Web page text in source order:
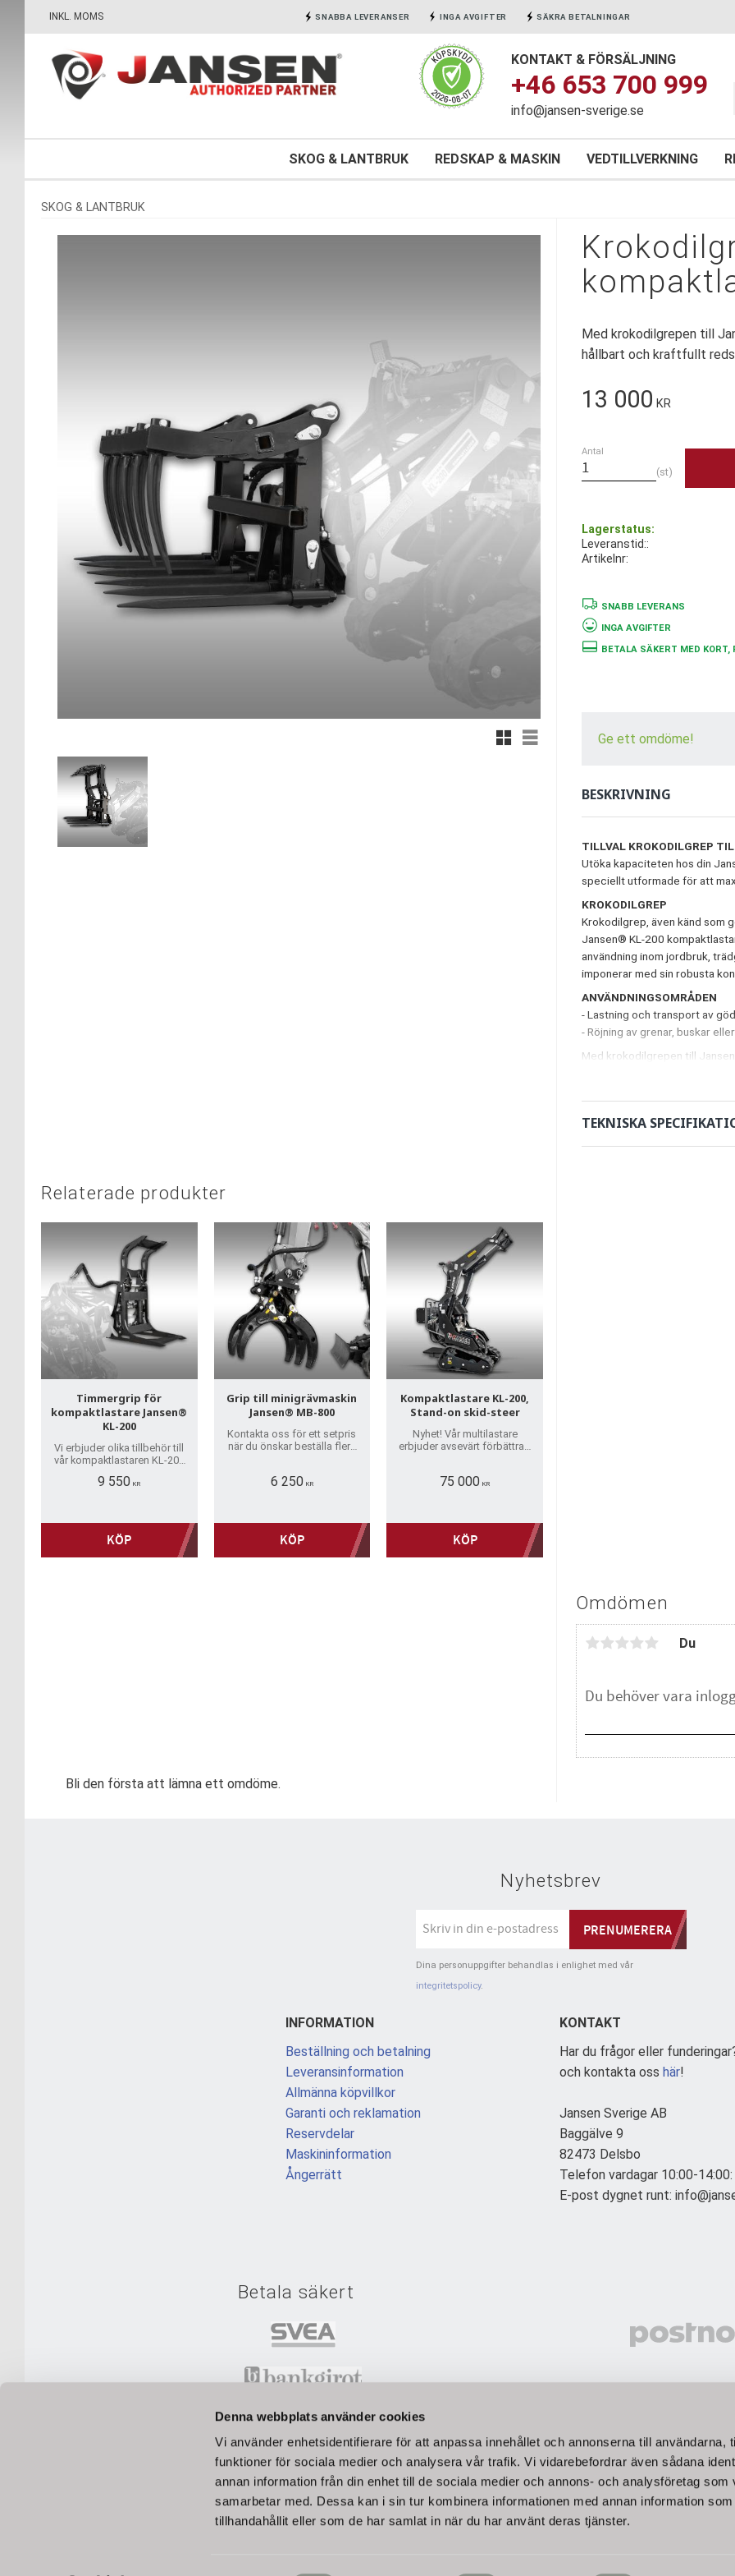
Denna webbplats använder cookies
Vi använder enhetsidentifierare för att anpassa innehållet och annonserna till användarna,
funktioner för sociala medier och analysera vår trafik. Vi vidarebefordrar även sådana
annan information från din enhet till de sociala medier och annons- och analysföretag som
samarbetar med. Dessa kan i sin tur kombinera informationen med annan information
tillhandahållit eller som de har samlat in när du har använt deras tjänster.
INKL. MOMS SNABBA LEVERANSER INGA AVGIFTER SÄKRA BETALNINGAR
KONTAKT & FÖRSÄLJNING
+46 653 700 999
info@jansen-sverige.se
SKOG & LANTBRUK REDSKAP & MASKIN VEDTILLVERKNING
SKOG & LANTBRUK
Med krokodilgrepen till
hållbart och kraftfullt
Rutnätsvy
Listvy
13 000 KR
Antal
st
Lagerstatus
Artikelnr
Leveranstid:
SNABB LEVERANS
INGA AVGIFTER
BETALA SÄKERT MED KORT,
Ge ett omdöme!
BESKRIVNING
TILLVAL KROKODILGREP
Utöka kapaciteten hos din
speciellt utformade för att
KROKODILGREP
Krokodilgrep, även känd som
Jansen® KL-200
användning inom jordbruk,
imponerar med sin robusta
ANVÄNDNINGSOMRÅDEN
- Lastning och transport av
- Röjning av grenar, buskar
Med krokodilgrepen till
efter dina specifika behov.
TEKNISKA
Omdömen
Du
Bli den första att lämna ett omdöme.
Relaterade produkter
Timmergrip för
kompaktlastare Jansen®
KL-200
Vi erbjuder olika tillbehör till
vår kompaktlastaren KL-200
timmergrip, pallgaffel,
9 550 KR
KÖP
Grip till minigrävmaskin
Jansen® MB-800
Kontakta oss för ett setpris
när du önskar beställa flera
6 250KR
KÖP
Kompaktlastare KL-200,
Stand-on skid-steer
Nyhet! Vår multilastare
erbjuder avsevärt förbättrad
75 000 KR
KÖP
Nyhetsbrev
PRENUMERERA
Dina personuppgifter behandlas i enlighet med vår
integritetspolicy.
INFORMATION
Beställning och betalning
Leveransinformation
Allmänna köpvillkor
Garanti och reklamation
Reservdelar
Maskininformation
Ångerrätt
KONTAKT
Har du frågor eller
och kontakta oss här!
Jansen Sverige AB
Baggälve 9
82473 Delsbo
Telefon vardagar 10:00-
E-post dygnet runt:
Betala säkert
Betala tryggt med Svea Checkout, Swish eller Bankgiro.
Alla priser visas inklusive moms.
Vi